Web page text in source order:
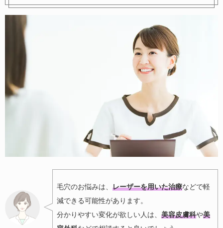
毛穴のお悩みは、 レーザーを用いた治療などで軽
減できる可能性があります。
分かりやすい変化が欲しい人は、 美容皮膚科や美